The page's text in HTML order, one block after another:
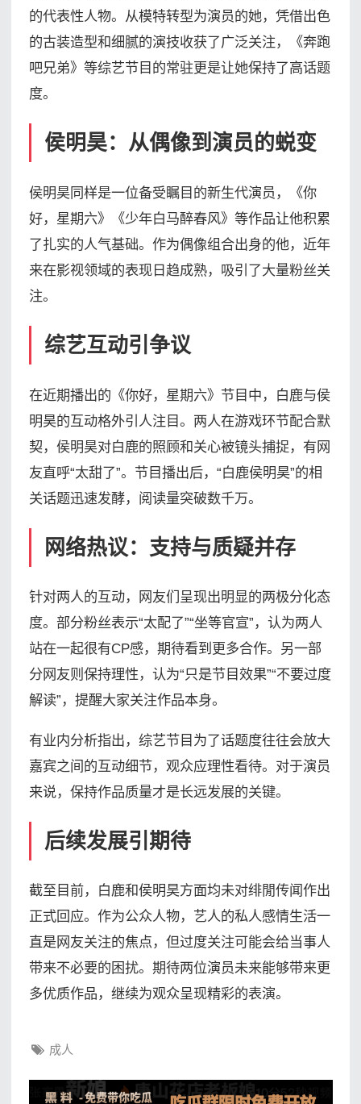
的代表性人物。从模特转型为演员的她，凭借出色
的古装造型和细腻的演技收获了广泛关注，《奔跑
吧兄弟》等综艺节目的常驻更是让她保持了高话题
度。
侯明昊：从偶像到演员的蜕变
侯明昊同样是一位备受瞩目的新生代演员，《你
好，星期六》《少年白马醉春风》等作品让他积累
了扎实的人气基础。作为偶像组合出身的他，近年
来在影视领域的表现日趋成熟，吸引了大量粉丝关
注。
综艺互动引争议
在近期播出的《你好，星期六》节目中，白鹿与侯
明昊的互动格外引人注目。两人在游戏环节配合默
契，侯明昊对白鹿的照顾和关心被镜头捕捉，有网
友直呼“太甜了”。节目播出后，“白鹿侯明昊”的相
关话题迅速发酵，阅读量突破数千万。
网络热议：支持与质疑并存
针对两人的互动，网友们呈现出明显的两极分化态
度。部分粉丝表示“太配了”“坐等官宣”，认为两人
站在一起很有CP感，期待看到更多合作。另一部
分网友则保持理性，认为“只是节目效果”“不要过度
解读”，提醒大家关注作品本身。
有业内分析指出，综艺节目为了话题度往往会放大
嘉宾之间的互动细节，观众应理性看待。对于演员
来说，保持作品质量才是长远发展的关键。
后续发展引期待
截至目前，白鹿和侯明昊方面均未对绯閒传闻作出
正式回应。作为公众人物，艺人的私人感情生活一
直是网友关注的焦点，但过度关注可能会给当事人
带来不必要的困扰。期待两位演员未来能够带来更
多优质作品，继续为观众呈现精彩的表演。
成人